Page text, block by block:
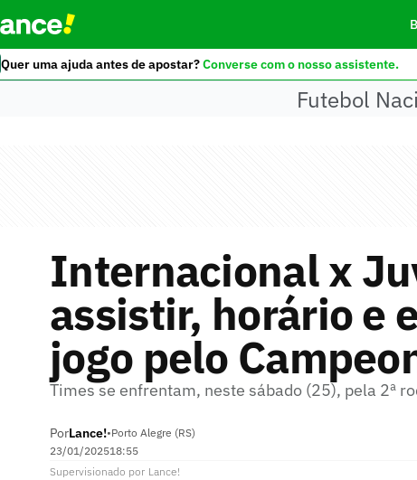
Quer uma ajuda antes de apostar?Converse com o nosso assistente.
Futebol
Internacional x
assistir, horário e
jogo pelo
Times se enfrentam, neste sábado (25), pela 2ª
PorLance!•Porto Alegre (RS)
23/01/202518:55
Supervisionado por Lance!